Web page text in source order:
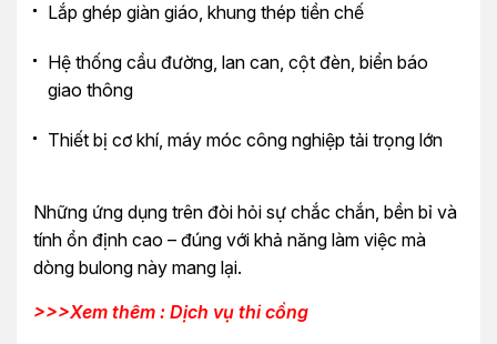
Lắp ghép giàn giáo, khung thép tiền chế
Hệ thống cầu đường, lan can, cột đèn, biển báo
giao thông
Thiết bị cơ khí, máy móc công nghiệp tải trọng lớn
Những ứng dụng trên đòi hỏi sự chắc chắn, bền bỉ và
tính ổn định cao – đúng với khả năng làm việc mà
dòng bulong này mang lại.
>>>Xem thêm : Dịch vụ thi cồng